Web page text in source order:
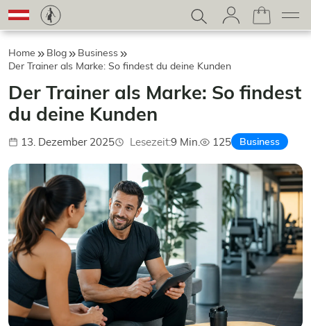
Home Blog
Business
Der Trainer als Marke: So findest du deine Kunden
Der Trainer als Marke: So findest
du deine Kunden
Veröffentlicht:
13. Dezember 2025 Lesezeit:9 Min.Aufrufe:
125 Business